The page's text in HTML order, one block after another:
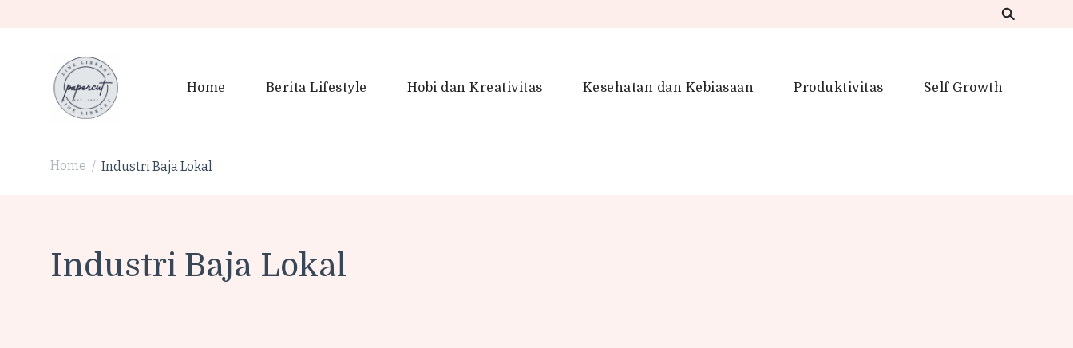
Home Berita Lifestyle Hobi dan Kreativitas Kesehatan dan Kebiasaan Produktivitas Self Growth
Home / Industri Baja Lokal
Industri Baja Lokal